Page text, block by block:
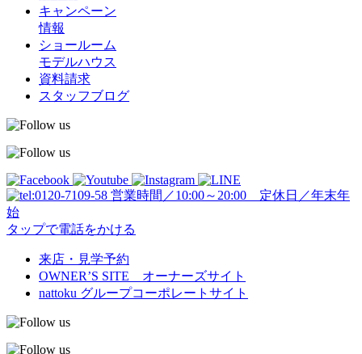
キャンペーン
情報
ショールーム
モデルハウス
資料請求
スタッフブログ
営業時間／10:00～20:00 定休日／年末年
始
タップで電話をかける
来店・見学予約
OWNER’S SITE オーナーズサイト
nattoku グループコーポレートサイト